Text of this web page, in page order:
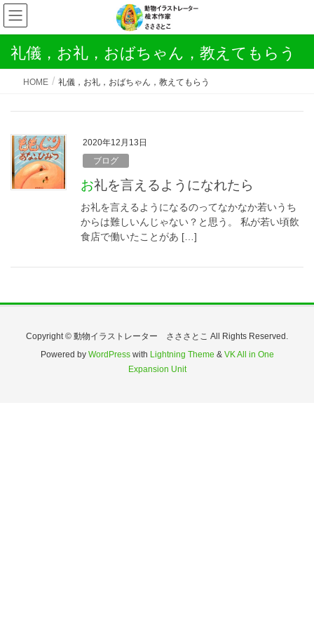
礼儀，お礼，おばちゃん，教えてもらう
HOME 礼儀，お礼，おばちゃん，教えてもらう
2020年12月13日
ブログ
お礼を言えるようになれたら
お礼を言えるようになるのってなかなか若いうち
からは難しいんじゃない？と思う。 私が若い頃飲
食店で働いたことがあ […]
Copyright © 動物イラストレーター さささとこ All Rights Reserved.
Powered by WordPresswith Lightning Theme & VK All in One
Expansion Unit